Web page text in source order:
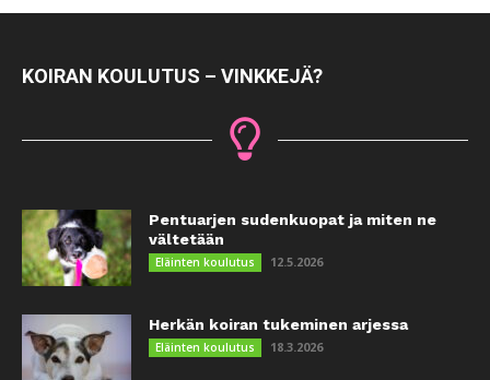
KOIRAN KOULUTUS – VINKKEJÄ?
Pentuarjen sudenkuopat ja miten ne
vältetään
Eläinten koulutus 12.5.2026
Herkän koiran tukeminen arjessa
Eläinten koulutus 18.3.2026